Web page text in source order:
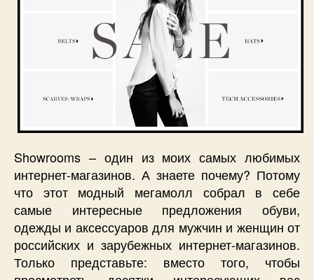
Showrooms – один из моих самых любимых
интернет-магазинов. А знаете почему? Потому
что этот модный мегамолл собрал в себе
самые интересные предложения обуви,
одежды и аксессуаров для мужчин и женщин от
российских и зарубежных интернет-магазинов.
Только представьте: вместо того, чтобы